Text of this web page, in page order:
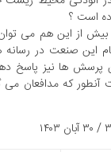
است ؟
از این هم می توان
نام این صنعت در
پرسش ها نیز پاسخ
که مدافعان می